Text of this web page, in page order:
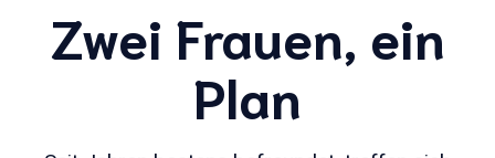
Zwei Frauen, ein
Plan